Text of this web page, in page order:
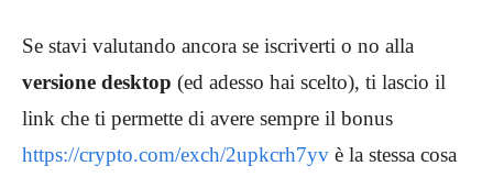
Se stavi valutando ancora se iscriverti o no alla
versione desktop (ed adesso hai scelto), ti lascio il
link che ti permette di avere sempre il bonus
https://crypto.com/exch/2upkcrh7yv è la stessa cosa